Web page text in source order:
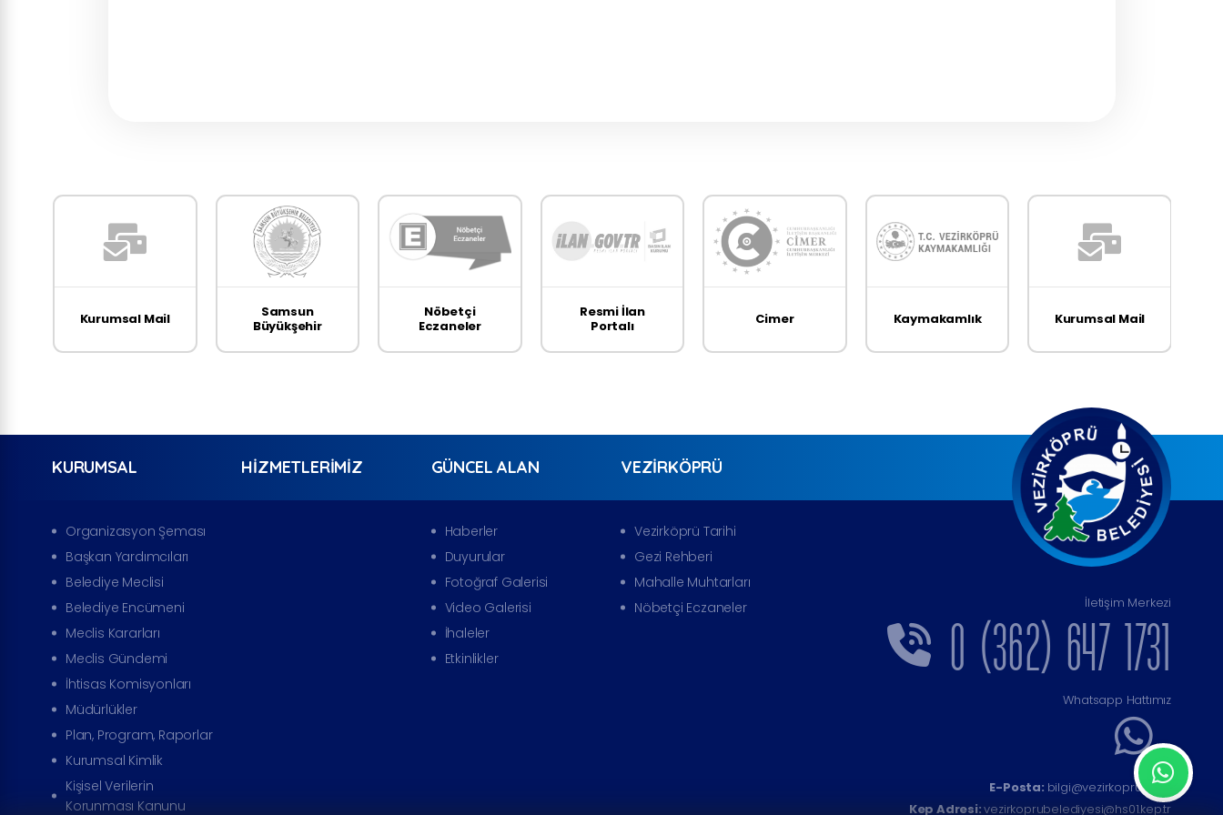
Kurumsal Mail
Samsun
Büyükşehir
Nöbetçi
Eczaneler
Resmi İlan
Portalı
Cimer Kaymakamlık Kurumsal Mail
KURUMSAL
Organizasyon Şeması
Başkan Yardımcıları
Belediye Meclisi
Belediye Encümeni
Meclis Kararları
Meclis Gündemi
İhtisas Komisyonları
Müdürlükler
Plan, Program, Raporlar
Kurumsal Kimlik
Kişisel Verilerin
Korunması Kanunu
HIZMETLERIMIZ GÜNCEL ALAN
Haberler
Duyurular
Fotoğraf Galerisi
Video Galerisi
İhaleler
Etkinlikler
VEZIRKÖPRÜ
Vezirköprü Tarihi
Gezi Rehberi
Mahalle Muhtarları
Nöbetçi Eczaneler
İletişim Merkezi
0 (362) 647 1731
Whatsapp Hattımız
E-Posta: bilgi@vezirkopru.bel.tr
Kep Adresi:vezirkoprubelediyesi@hs01.kep.tr